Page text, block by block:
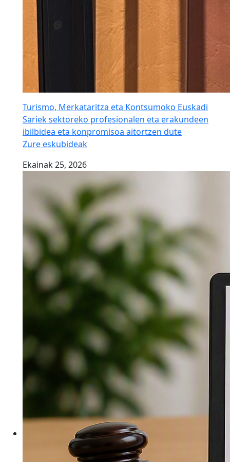
Turismo, Merkataritza eta Kontsumoko Euskadi
Sariek sektoreko profesionalen eta erakundeen
ibilbidea eta konpromisoa aitortzen dute
Zure eskubideak
Ekainak 25, 2026